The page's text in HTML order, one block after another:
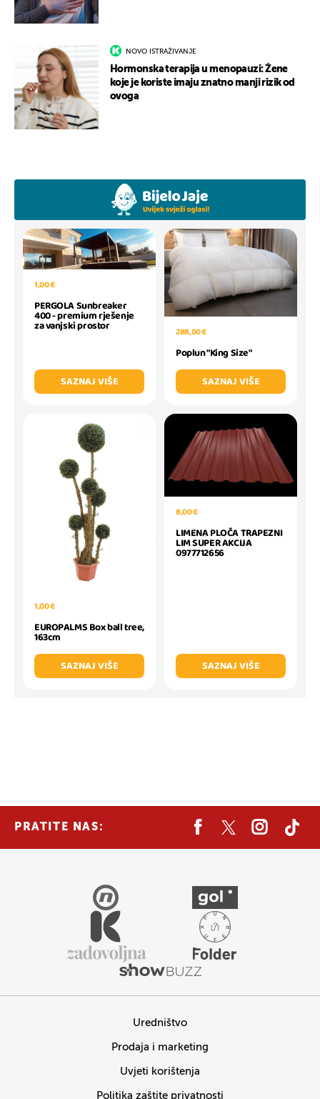
NOVO ISTRAŽIVANJE
Hormonska terapija u menopauzi: Žene
koje je koriste imaju znatno manji rizik od
ovoga
1,00 €
PERGOLA Sunbreaker
400 - premium rješenje
za vanjski prostor
SAZNAJ VIŠE
288,00 €
Poplun "King Size"
SAZNAJ VIŠE
1,00 €
EUROPALMS Box ball tree,
163cm
SAZNAJ VIŠE
8,00 €
LIMENA PLOČA TRAPEZNI
LIM SUPER AKCIJA
0977712656
SAZNAJ VIŠE
PRATITE NAS:
Uredništvo
Prodaja i marketing
Uvjeti korištenja
Politika zaštite privatnosti